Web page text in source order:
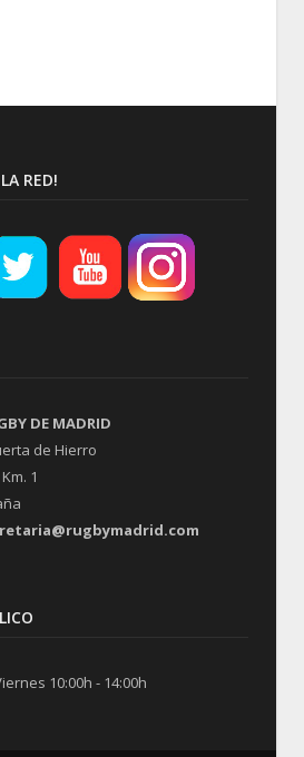
RED!
DE MADRID
de Hierro
1
10:00h - 14:00h